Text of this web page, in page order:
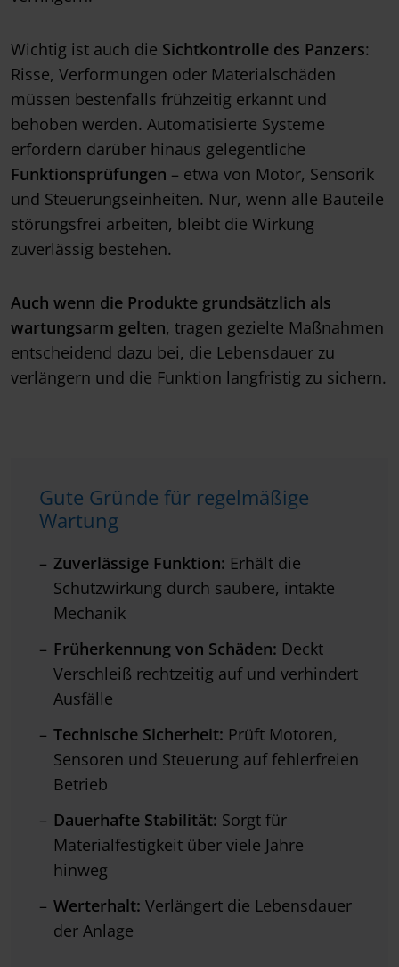
Wichtig ist auch die Sichtkontrolle des Panzers:
Risse, Verformungen oder Materialschäden
müssen bestenfalls frühzeitig erkannt und
behoben werden. Automatisierte Systeme
erfordern darüber hinaus gelegentliche
Funktionsprüfungen – etwa von Motor, Sensorik
und Steuerungseinheiten. Nur, wenn alle Bauteile
störungsfrei arbeiten, bleibt die Wirkung
zuverlässig bestehen.
Auch wenn die Produkte grundsätzlich als
wartungsarm gelten, tragen gezielte Maßnahmen
entscheidend dazu bei, die Lebensdauer zu
verlängern und die Funktion langfristig zu sichern.
Gute Gründe für regelmäßige
Wartung
Zuverlässige Funktion: Erhält die
Schutzwirkung durch saubere, intakte
Mechanik
Früherkennung von Schäden: Deckt
Verschleiß rechtzeitig auf und verhindert
Ausfälle
Technische Sicherheit: Prüft Motoren,
Sensoren und Steuerung auf fehlerfreien
Betrieb
Dauerhafte Stabilität: Sorgt für
Materialfestigkeit über viele Jahre
hinweg
Werterhalt: Verlängert die Lebensdauer
der Anlage